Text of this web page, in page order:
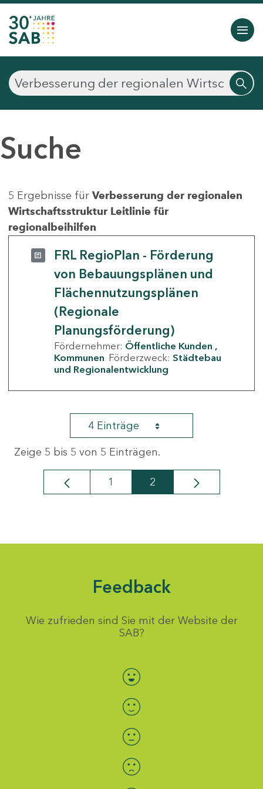
Suche
5 Ergebnisse für Verbesserung der regionalen
Wirtschaftsstruktur Leitlinie für
regionalbeihilfen
FRL RegioPlan - Förderung
von Bebauungsplänen und
Flächennutzungsplänen
(Regionale
Planungsförderung)
Fördernehmer: Öffentliche Kunden
Kommunen Förderzweck: Städtebau
und Regionalentwicklung
4 Einträge
Zeige 5 bis 5 von 5 Einträgen.
Seite
1 Seite
2
Feedback
Wie zufrieden sind Sie mit der Website der
SAB?
Bewertung auswählen